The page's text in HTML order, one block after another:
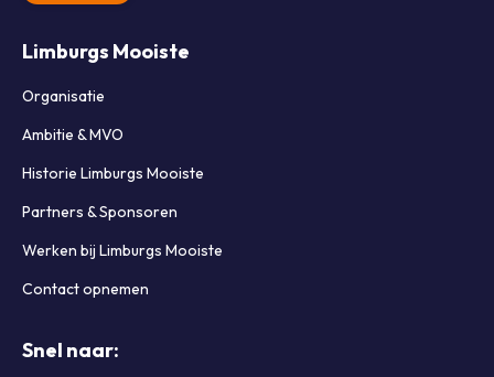
Limburgs Mooiste
Organisatie
Ambitie & MVO
Historie Limburgs Mooiste
Partners & Sponsoren
Werken bij Limburgs Mooiste
Contact opnemen
Snel naar: